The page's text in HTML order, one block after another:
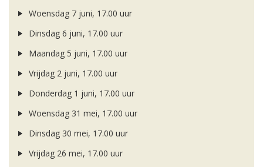
Woensdag 7 juni, 17.00 uur
Dinsdag 6 juni, 17.00 uur
Maandag 5 juni, 17.00 uur
Vrijdag 2 juni, 17.00 uur
Donderdag 1 juni, 17.00 uur
Woensdag 31 mei, 17.00 uur
Dinsdag 30 mei, 17.00 uur
Vrijdag 26 mei, 17.00 uur